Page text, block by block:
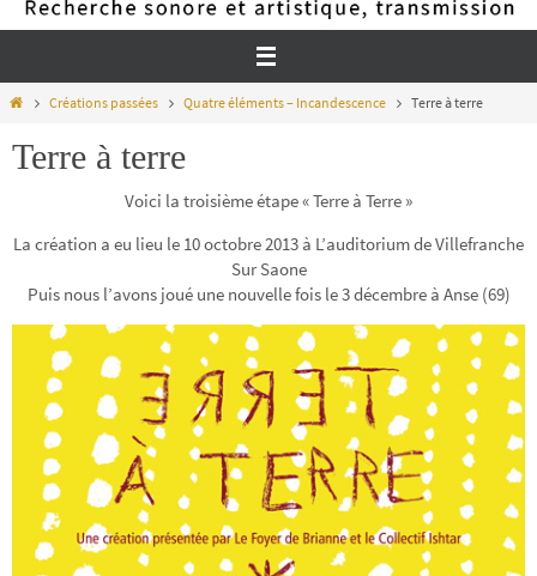
HomeCréations passées Quatre éléments – Incandescence Terre à terre
Terre à terre
Voici la troisième étape « Terre à Terre »
La création a eu lieu le 10 octobre 2013 à L’auditorium de Villefranche
Sur Saone
Puis nous l’avons joué une nouvelle fois le 3 décembre à Anse (69)